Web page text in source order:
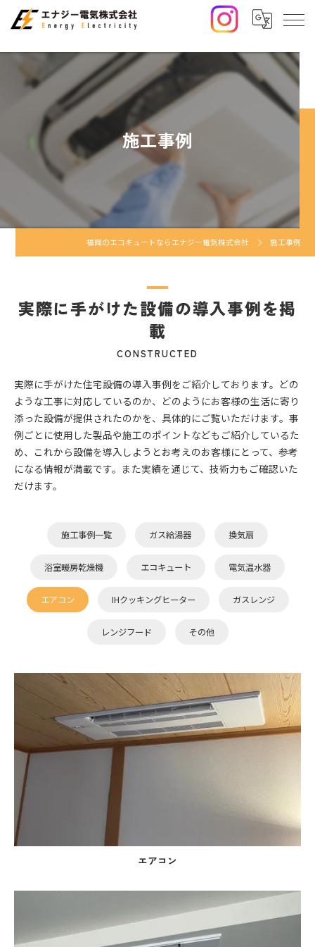
施工事例
福岡のエコキュートならエナジー電気株式会社 施工事例
実際に手がけた設備の導入事例を掲
載
CONSTRUCTED
実際に手がけた住宅設備の導入事例をご紹介しております。どの
ような工事に対応しているのか、どのようにお客様の生活に寄り
添った設備が提供されたのかを、具体的にご覧いただけます。事
例ごとに使用した製品や施工のポイントなどもご紹介しているた
め、これから設備を導入しようとお考えのお客様にとって、参考
になる情報が満載です。また実績を通じて、技術力もご確認いた
だけます。
施工事例一覧 ガス給湯器 換気扇
浴室暖房乾燥機 エコキュート 電気温水器
エアコン IHクッキングヒーター ガスレンジ
レンジフード その他
エアコン